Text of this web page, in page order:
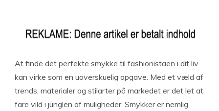
At finde det perfekte smykke til fashionistaen i dit liv
kan virke som en uoverskuelig opgave. Med et væld af
trends, materialer og stilarter på markedet er det let at
fare vild i junglen af muligheder. Smykker er nemlig